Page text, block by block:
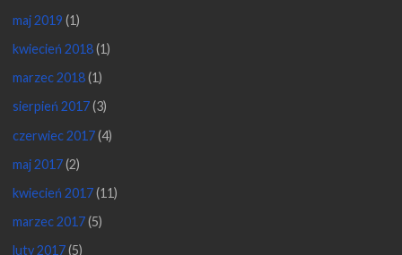
maj 2019 (1)
kwiecień 2018(1)
marzec 2018(1)
sierpień 2017(3)
czerwiec 2017(4)
maj 2017(2)
kwiecień 2017(11)
marzec 2017(5)
luty 2017(5)